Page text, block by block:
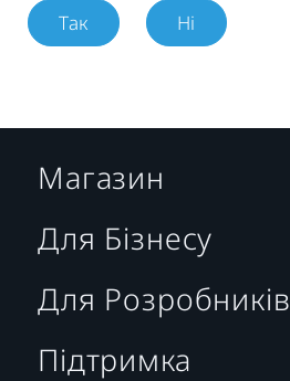
Так Ні
Магазин
Для Бізнесу
Для Розробників
Підтримка